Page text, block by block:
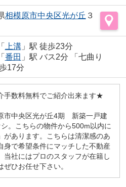
相模原市中央区光が丘 ３
「 上溝」駅 徒歩23分
「 番田 」駅 バス2分 「七曲り
17分
数料無料でご紹介出来ます★
市中央区光が丘4期 新築一戸建
。こちらの物件から500m以内に
があります。こちらは清潔感のあ
身で希望条件にマッチした不動産
当社にはプロのスタッフが在籍し
ひお任せ下さい。